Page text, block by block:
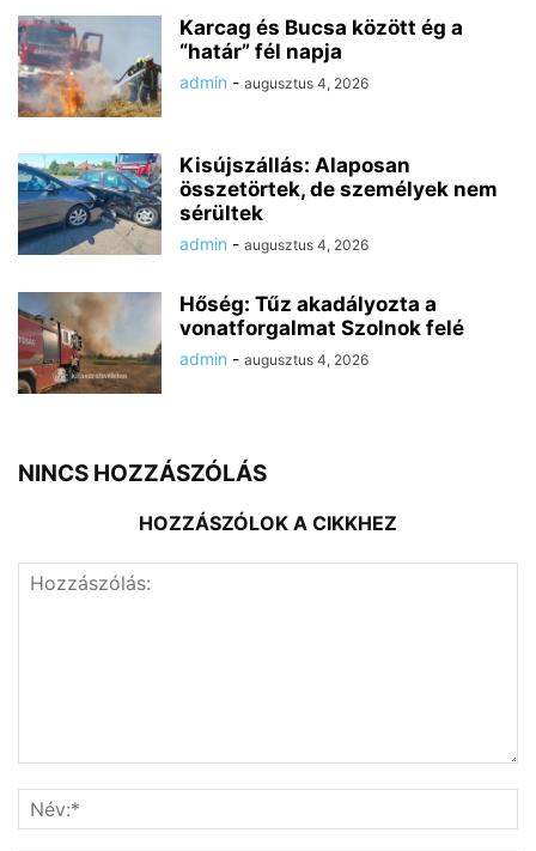
Karcag és Bucsa között ég a
“határ” fél napja
admin - augusztus 4, 2026
Kisújszállás: Alaposan
összetörtek, de személyek nem
sérültek
admin - augusztus 4, 2026
Hőség: Tűz akadályozta a
vonatforgalmat Szolnok felé
admin - augusztus 4, 2026
NINCS HOZZÁSZÓLÁS
HOZZÁSZÓLOK A CIKKHEZ